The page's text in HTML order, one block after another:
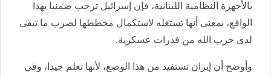
بالأجهزة النظامية اللبنانية، فإن إسرائيل ترحب ضمنيا بهذا
الواقع، بمعنى أنها تستغله لاستكمال مخططها لضرب ما تبقى
لدى حزب الله من قدرات عسكرية.
وأوضح أن إيران تستفيد من هذا الوضع، لأنها تعلم جيدا، وفي